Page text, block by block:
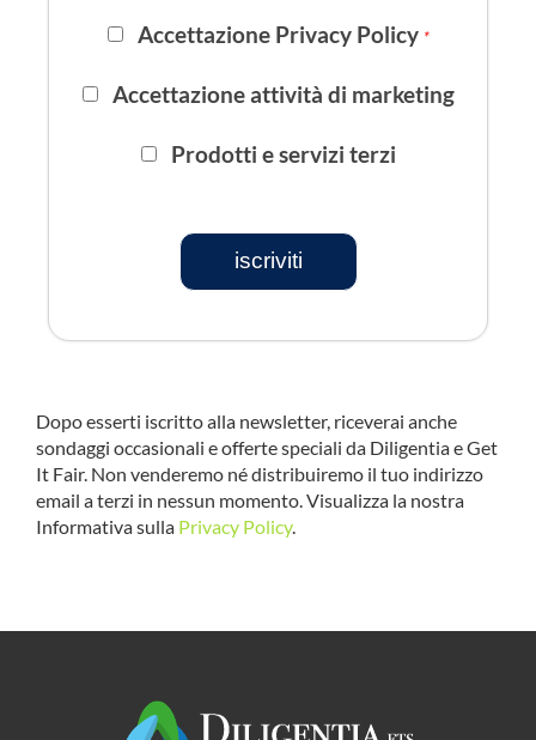
Accettazione Privacy Policy *
Accettazione attività di marketing
Prodotti e servizi terzi
iscriviti
Dopo esserti iscritto alla newsletter, riceverai anche
sondaggi occasionali e offerte speciali da Diligentia e Get
It Fair. Non venderemo né distribuiremo il tuo indirizzo
email a terzi in nessun momento. Visualizza la nostra
Informativa sulla Privacy Policy.